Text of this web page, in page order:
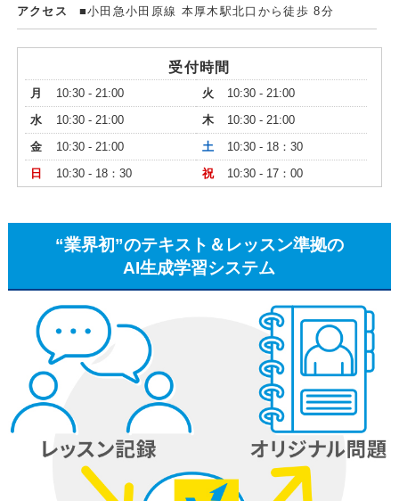
アクセス ■小田急小田原線 本厚木駅北口から徒歩 8分
受付時間
月 10:30 - 21:00 火
10:30 - 21:00
水
10:30 - 21:00 木
10:30 - 21:00
金
10:30 - 21:00 土
10:30 - 18：30
日
10:30 - 18：30 祝 10:30 - 17：00
“業界初”のテキスト＆レッスン準拠の
AI生成学習システム